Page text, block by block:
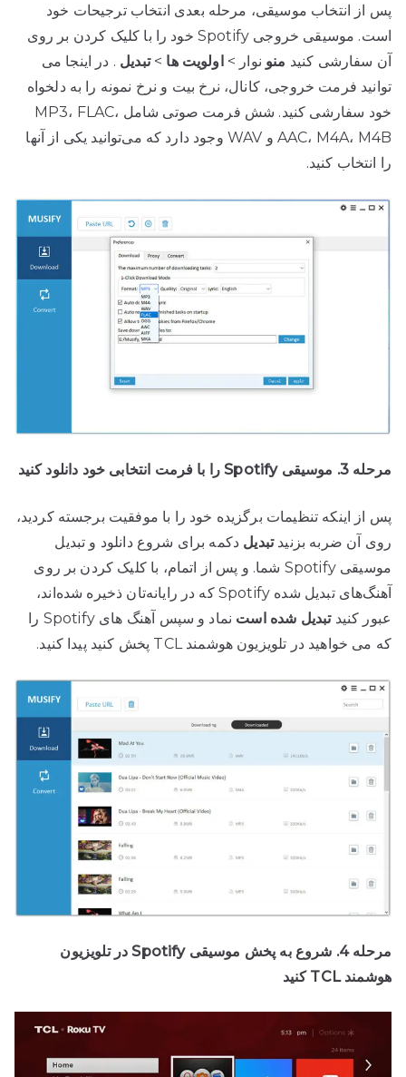
پس از انتخاب موسیقی، مرحله بعدی انتخاب ترجیحات خود
است. موسیقی خروجی Spotify خود را با کلیک کردن بر روی
آن سفارشی کنید منو نوار > اولویت ها >تبدیل . در اینجا می
توانید فرمت خروجی، کانال، نرخ بیت و نرخ نمونه را به دلخواه
خود سفارشی کنید. شش فرمت صوتی شامل MP3، FLAC،
AAC، M4A، M4B و WAV وجود دارد که می‌توانید یکی از آنها
را انتخاب کنید.
مرحله 3. موسیقی Spotify را با فرمت انتخابی خود دانلود کنید
پس از اینکه تنظیمات برگزیده خود را با موفقیت برجسته کردید،
روی آن ضربه بزنیدتبدیل دکمه برای شروع دانلود و تبدیل
موسیقی Spotify شما. و پس از اتمام، با کلیک کردن بر روی
آهنگ‌های تبدیل شده Spotify که در رایانه‌تان ذخیره شده‌اند،
عبور کنیدتبدیل شده است
نماد و سپس آهنگ های Spotify را
که می خواهید در تلویزیون هوشمند TCL پخش کنید پیدا کنید.
مرحله 4. شروع به پخش موسیقی Spotify در تلویزیون
هوشمند TCL کنید